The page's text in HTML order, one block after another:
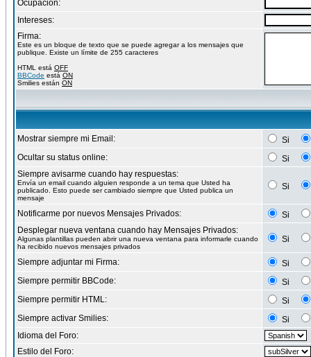
Ocupación:
Intereses:
Firma:
Este es un bloque de texto que se puede agregar a los mensajes que
publique. Existe un límite de 255 caracteres
HTML está OFF
BBCode está ON
Smilies están ON
Mostrar siempre mi Email:
Si
Ocultar su status online:
Si
Siempre avisarme cuando hay respuestas:
Envía un email cuando alguien responde a un tema que Usted ha
publicado. Esto puede ser cambiado siempre que Usted publica un
mensaje
Si
Notificarme por nuevos Mensajes Privados:
Si
Desplegar nueva ventana cuando hay Mensajes Privados:
Algunas plantillas pueden abrir una nueva ventana para informarle cuando
ha recibido nuevos mensajes privados
Si
Siempre adjuntar mi Firma:
Si
Siempre permitir BBCode:
Si
Siempre permitir HTML:
Si
Siempre activar Smilies:
Si
Idioma del Foro:
Estilo del Foro: